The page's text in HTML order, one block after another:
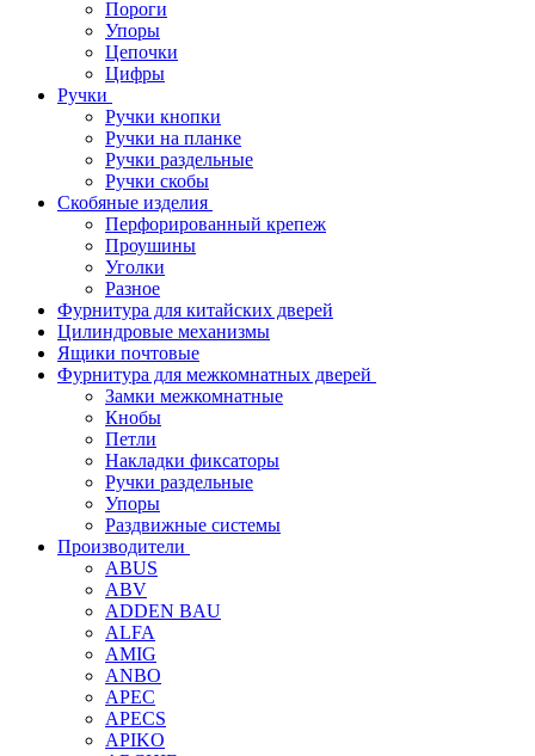
Пороги
Упоры
Цепочки
Цифры
Ручки
Ручки кнопки
Ручки на планке
Ручки раздельные
Ручки скобы
Скобяные изделия
Перфорированный крепеж
Проушины
Уголки
Разное
Фурнитура для китайских дверей
Цилиндровые механизмы
Ящики почтовые
Фурнитура для межкомнатных дверей
Замки межкомнатные
Кнобы
Петли
Накладки фиксаторы
Ручки раздельные
Упоры
Раздвижные системы
Производители
ABUS
ABV
ADDEN BAU
ALFA
AMIG
ANBO
APEC
APECS
APIKO